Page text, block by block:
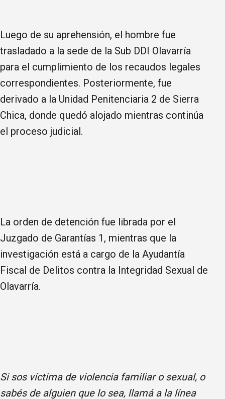
Luego de su aprehensión, el hombre fue
trasladado a la sede de la Sub DDI Olavarría
para el cumplimiento de los recaudos legales
correspondientes. Posteriormente, fue
derivado a la Unidad Penitenciaria 2 de Sierra
Chica, donde quedó alojado mientras continúa
el proceso judicial.
La orden de detención fue librada por el
Juzgado de Garantías 1, mientras que la
investigación está a cargo de la Ayudantía
Fiscal de Delitos contra la Integridad Sexual de
Olavarría.
Si sos víctima de violencia familiar o sexual, o
sabés de alguien que lo sea, llamá a la línea